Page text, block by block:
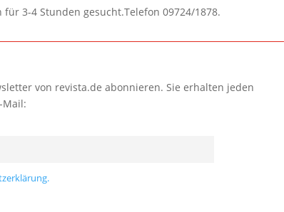
3-4 Stunden gesucht.Telefon 09724/1878.
von revista.de abonnieren. Sie erhalten jeden
Mail: